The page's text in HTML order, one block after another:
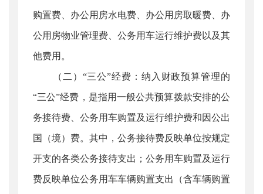
购置费、办公用房水电费、办公用房取暖费、办
公用房物业管理费、公务用车运行维护费以及其
他费用。
（二）“三公”经费：纳入财政预算管理的
“三公”经费，是指用一般公共预算拨款安排的公
务接待费、公务用车购置及运行维护费和因公出
国（境）费。其中，公务接待费反映单位按规定
开支的各类公务接待支出；公务用车购置及运行
费反映单位公务用车车辆购置支出（含车辆购置